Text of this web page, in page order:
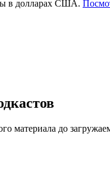
в долларах США.
материала до